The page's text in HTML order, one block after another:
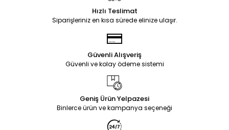
Hızlı Teslimat
Siparişleriniz en kısa sürede elinize ulaşır.
Güvenli Alışveriş
Güvenli ve kolay ödeme sistemi
Geniş Ürün Yelpazesi
Binlerce ürün ve kampanya seçeneği